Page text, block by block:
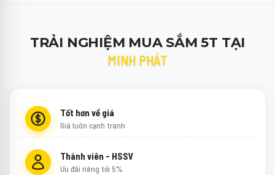
TRẢI NGHIỆM MUA SẮM 5T TẠI
MINH PHÁT
Tốt hơn về giá
Giá luôn cạnh tranh
Thành viên - HSSV
Ưu đãi riêng tới 5%